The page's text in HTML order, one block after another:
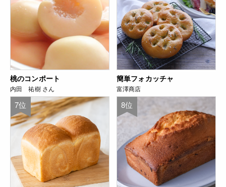
桃のコンポート
内田 祐樹 さん
簡単フォカッチャ
富澤商店
7位 8位